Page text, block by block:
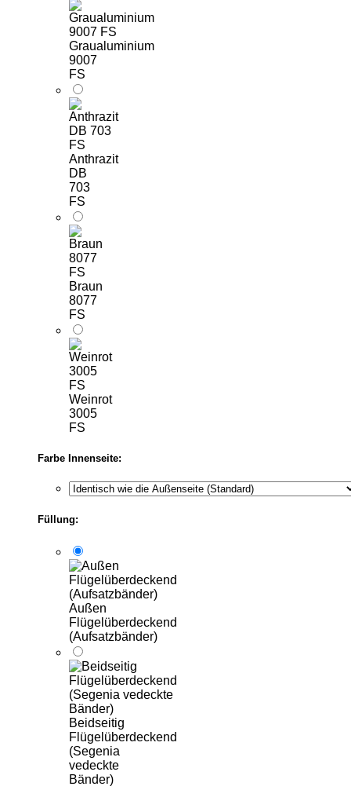
Graualuminium
9007
FS
Anthrazit
DB
703
FS
Braun
8077
FS
Weinrot
3005
FS
Farbe Innenseite:
Füllung:
Außen
Flügelüberdeckend
(Aufsatzbänder)
Beidseitig
Flügelüberdeckend
(Segenia
vedeckte
Bänder)